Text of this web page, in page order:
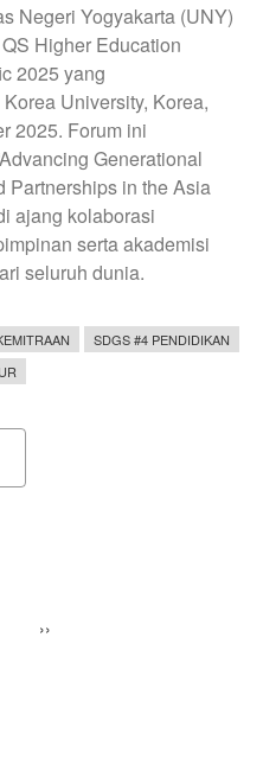
Negeri Yogyakarta (UNY)
Higher Education
2025 yang
University, Korea,
2025. Forum ini
Generational
Partnerships in the Asia
ajang kolaborasi
serta akademisi
seluruh dunia.
SDGS #4 PENDIDIKAN
Next
››